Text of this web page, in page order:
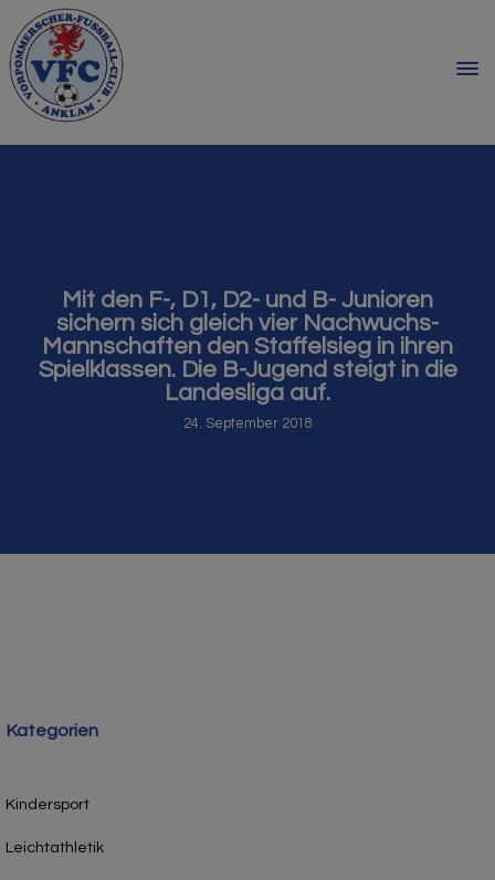
Mit den F-, D1, D2- und B- Junioren
sichern sich gleich vier Nachwuchs-
Mannschaften den Staffelsieg in ihren
Spielklassen. Die B-Jugend steigt in die
Landesliga auf.
24. September 2018
Kategorien
Kindersport
Leichtathletik